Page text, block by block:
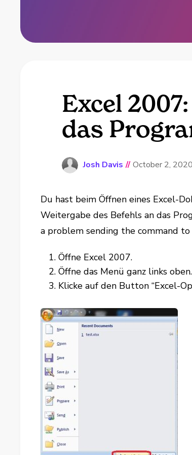
Excel
das
Josh Davis // October 2, 2020
Du hast beim Öffnen eines Excel-
Weitergabe des Befehls an das
a problem sending the command to
Öffne Excel 2007.
Öffne das Menü ganz links oben.
Klicke auf den Button “Excel-